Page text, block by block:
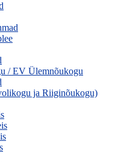
/ EV Ülemnõukogu
ja Riiginõukogu)